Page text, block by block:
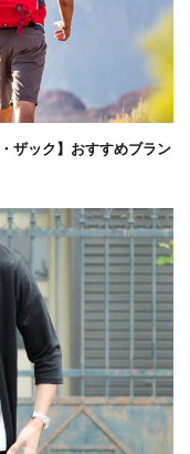
ザック】おすすめブラン